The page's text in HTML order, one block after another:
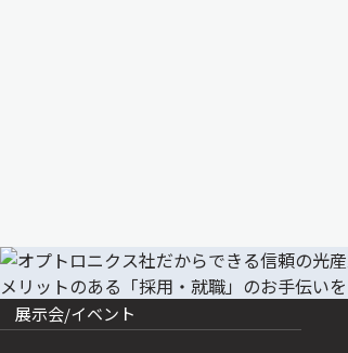
展示会/イベント